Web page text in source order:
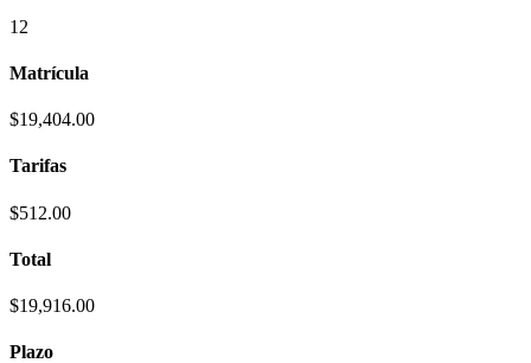
12
Matrícula
$19,404.00
Tarifas
$512.00
Total
$19,916.00
Plazo